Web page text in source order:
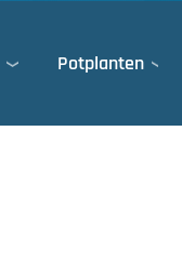
Română
Potplanten